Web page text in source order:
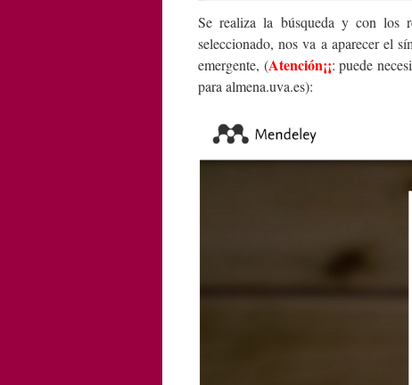
Se realiza la búsqueda y con los
seleccionado, nos va a aparecer el
emergente, (Atención¡¡: puede
para almena.uva.es):